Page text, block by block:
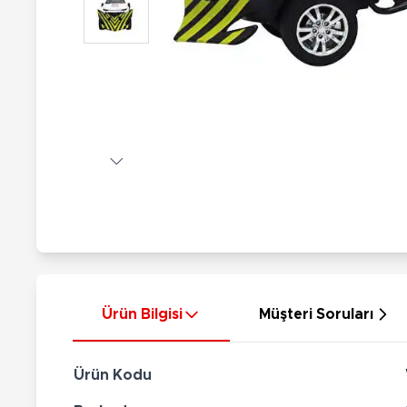
Hayvan Figürler
Çeşitli Figürler
Nerf
Silahlar
Ürün Bilgisi Müşteri Soruları
Ürün Kodu